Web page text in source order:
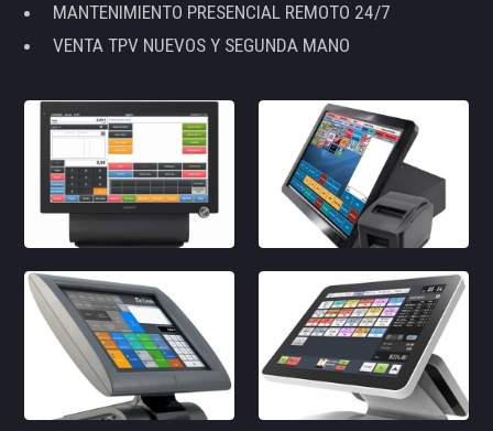
MANTENIMIENTO PRESENCIAL REMOTO 24/7
VENTA TPV NUEVOS Y SEGUNDA MANO